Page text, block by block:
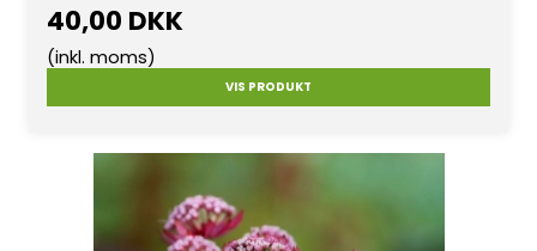
40,00 DKK
(inkl. moms)
VIS PRODUKT